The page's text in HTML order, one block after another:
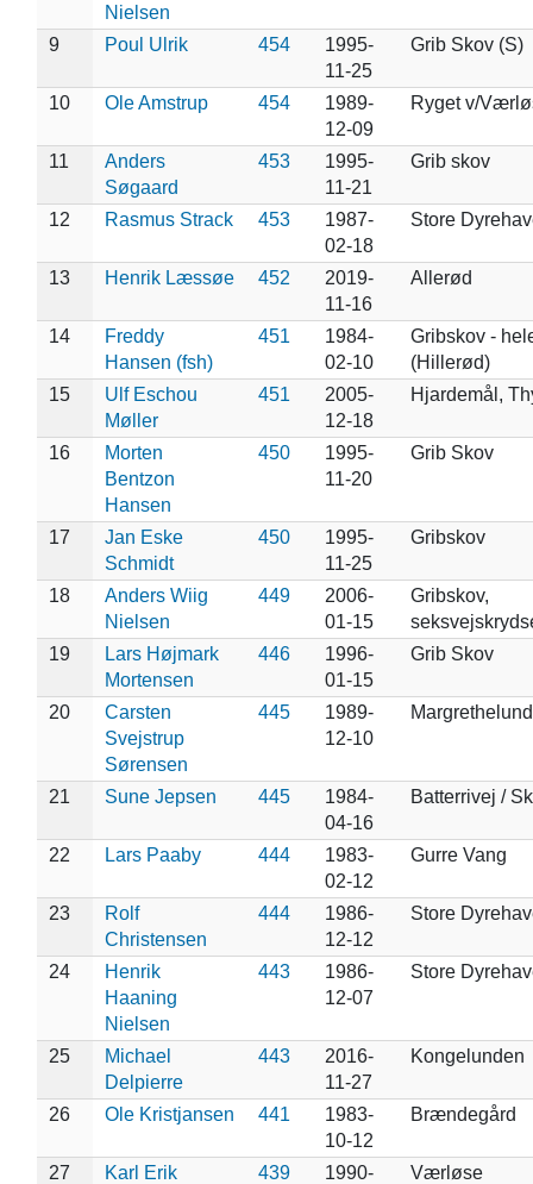
Nielsen
9 Poul Ulrik 454
1995-
11-25
Grib Skov (S)
10 Ole Amstrup 454
1989-
12-09
Ryget v/
11
Anders
Søgaard
453
1995-
11-21
Grib skov
12 Rasmus Strack 453
1987-
02-18
Store
13 Henrik Læssøe 452
2019-
11-16
Allerød
14
Freddy
Hansen (fsh)
451
1984-
02-10
Gribskov -
(Hillerød)
15
Ulf Eschou
Møller
451
2005-
12-18
Hjardemål,
16
Morten
Bentzon
Hansen
450
1995-
11-20
Grib Skov
17
Jan Eske
Schmidt
450
1995-
11-25
Gribskov
18
Anders Wiig
Nielsen
449
2006-
01-15
Gribskov,
19
Lars Højmark
Mortensen
446
1996-
01-15
Grib Skov
20
Carsten
Svejstrup
Sørensen
445
1989-
12-10
21 Sune Jepsen 445
1984-
04-16
Batterrivej /
22 Lars Paaby 444
1983-
02-12
Gurre Vang
23
Rolf
Christensen
444
1986-
12-12
Store
24
Henrik
Haaning
Nielsen
443
1986-
12-07
Store
25
Michael
Delpierre
443
2016-
11-27
Kongelunden
26 Ole Kristjansen 441
1983-
10-12
Brændegård
27
Karl Erik
439
1990-
Værløse